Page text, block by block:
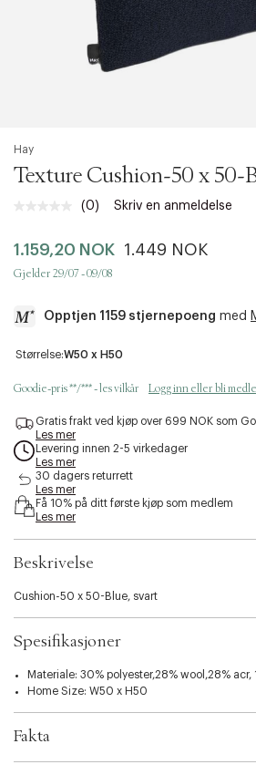
Hay
Texture Cushion-50 x 50-
Ingen
Samme
sidelenke.
(0) Skriv en anmeldelse
1.159,20 NOK 1.449 NOK
Gjelder 29/07 - 09/08
Opptjen 1159 stjernepoeng med
a
c
s
s
i
b
l
t
.
a
r
i
n
.
e
Størrelse:W50 x H50
Goodie-pris **/*** - les vilkår Logg inn eller bli
Gratis frakt ved kjøp over 699 NOK som
Les mer
Levering innen 2-5 virkedager
Les mer
30 dagers returrett
Les mer
Få 10% på ditt første kjøp som medlem
Les mer
Beskrivelse
Cushion-50 x 50-Blue, svart
Spesifikasjoner
Materiale: 30% polyester,28% wool,28%
Home Size: W50 x H50
Fakta